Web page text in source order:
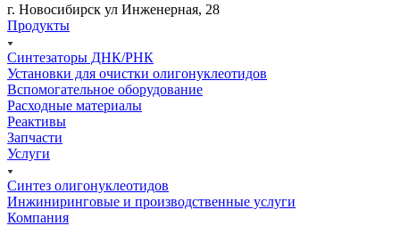
г. Новосибирск ул Инженерная, 28
Продукты
Синтезаторы ДНК/РНК
Установки для очистки олигонуклеотидов
Вспомогательное оборудование
Расходные материалы
Реактивы
Запчасти
Услуги
Синтез олигонуклеотидов
Инжиниринговые и производственные услуги
Компания